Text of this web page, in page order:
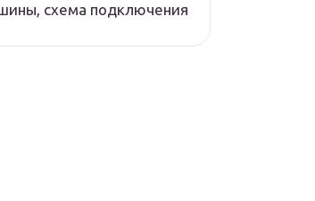
схема подключения